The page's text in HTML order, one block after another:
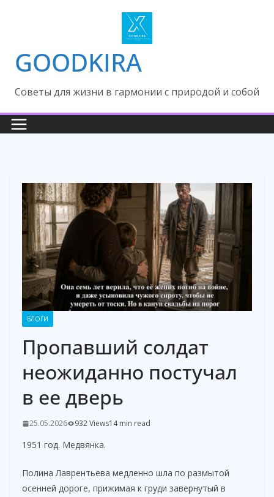
GOODKIRA
Cоветы для жизни в гармонии с природой и собой
БЛОГИ
Пропавший солдат
неожиданно постучал
в ее дверь
25.05.2026 932 Views14 min read
1951 год. Медвянка.
Полина Лаврентьева медленно шла по размытой
осенней дороге, прижимая к груди завернутый в